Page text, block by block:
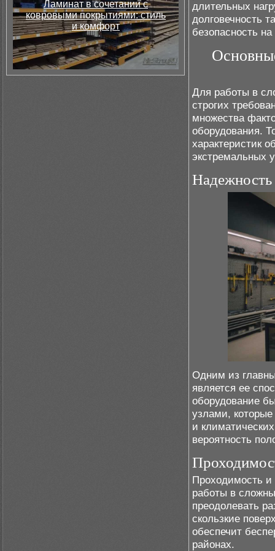
Ламинат в сочетании с
ковровыми покрытиями: стиль
и комфорт
длительных
долговечность
безопасность
Для работы в
строгих
множества
оборудования.
характеристик
экстремальных
Одним из
является ее
оборудование
узлами,
и
вероятность
Проходимость и
работы в
преодолевать
скользкие
обеспечит
районах.